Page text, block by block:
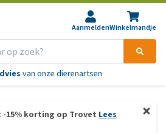
AanmeldenWinkelmandje
van onze dierenartsen
15% korting op Trovet Lees